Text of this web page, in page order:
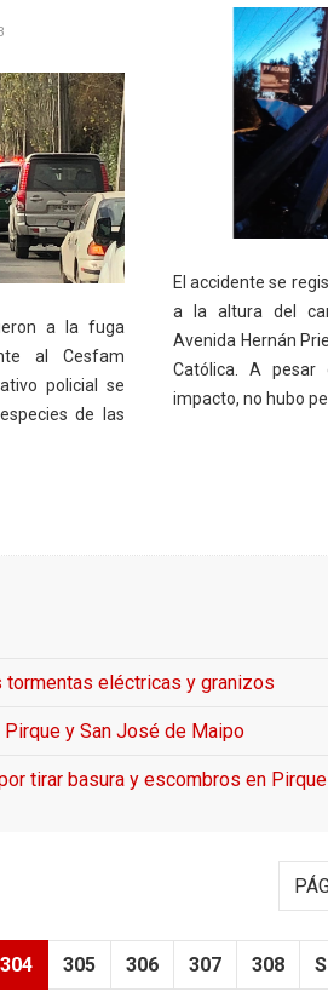
a la fuga
al Cesfam
policial se
de las
El accidente se
a la altura del
Avenida Hernán
Católica. A pesar
impacto, no hubo
eléctricas y granizos
y San José de Maipo
tirar basura y escombros en Pirque
304 305 306 307 308